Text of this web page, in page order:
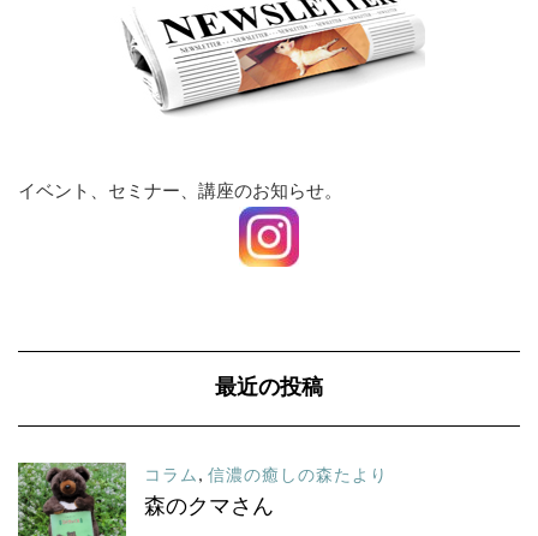
イベント、セミナー、講座のお知らせ。
最近の投稿
コラム, 信濃の癒しの森たより
森のクマさん